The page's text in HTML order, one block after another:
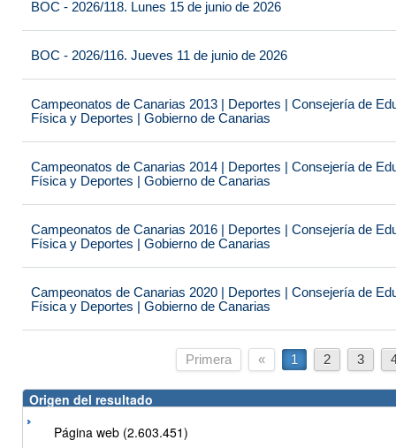
BOC - 2026/118. Lunes 15 de junio de 2026
BOC - 2026/116. Jueves 11 de junio de 2026
Campeonatos de Canarias 2013 | Deportes | Consejería de
Física y Deportes | Gobierno de Canarias
Campeonatos de Canarias 2014 | Deportes | Consejería de
Física y Deportes | Gobierno de Canarias
Campeonatos de Canarias 2016 | Deportes | Consejería de
Física y Deportes | Gobierno de Canarias
Campeonatos de Canarias 2020 | Deportes | Consejería de
Física y Deportes | Gobierno de Canarias
Primera « 1 2 3
Origen del resultado
Página web (2.603.451)